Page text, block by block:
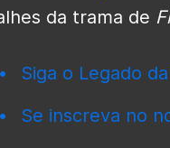
da trama de
Siga o Legado
Se inscreva no